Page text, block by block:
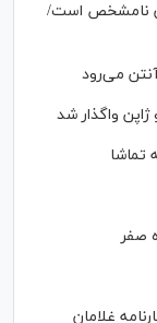
نامشخص است/
می‌رود
واگذار شد
تماشا
صفر
غلامان